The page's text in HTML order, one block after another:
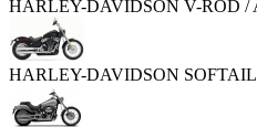
HARLEY-DAVIDSON V-ROD /
HARLEY-DAVIDSON